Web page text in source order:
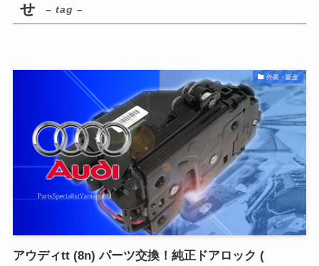
せ
– tag –
外装・鈑金
アウディtt (8n) パーツ交換！純正ドアロック (